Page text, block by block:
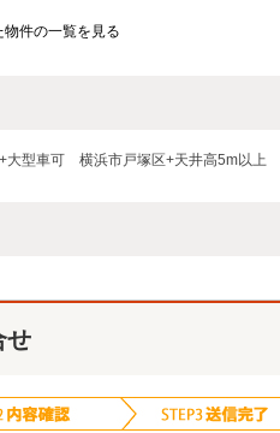
物件の一覧を見る
大型車可 横浜市戸塚区+天井高5m以上
せ